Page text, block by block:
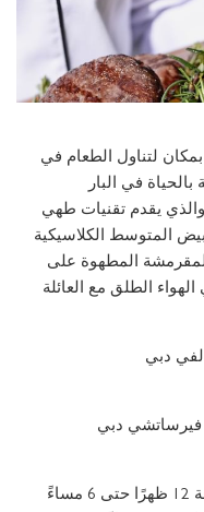
لتناول الطعام في
في البار
والذي يقدم تقنيات طهي
المتوسط الكلاسيكية
المقرمشة المطهوة على
الطلق مع العائلة
دبي
فيرساتشي دبي